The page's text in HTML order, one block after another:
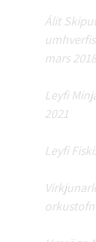
Álit
mars 2018
Leyfi
2021
Leyfi